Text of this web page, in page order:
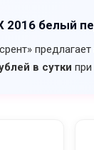
2016 белый
предлагает
в сутки